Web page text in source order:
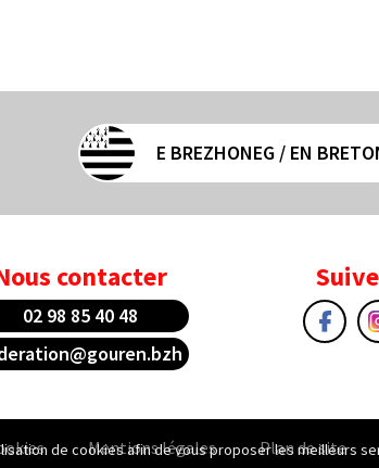
E BREZHONEG / EN
contacter
02 98 85 40 48
Mentions légales Plan de site
de cookies afin de vous proposer les meilleurs